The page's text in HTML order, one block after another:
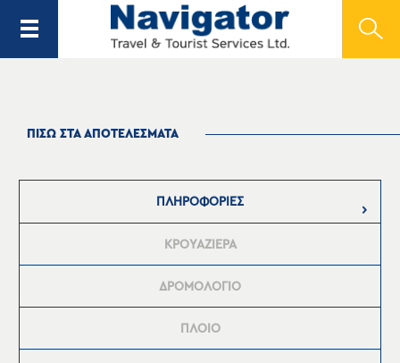
ΠΙΣΩ ΣΤΑ ΑΠΟΤΕΛΕΣΜΑΤΑ
ΠΛΗΡΟΦΟΡΙΕΣ
ΚΡΟΥΑΖΙΕΡΑ
ΔΡΟΜΟΛΟΓΙΟ
ΠΛΟΙΟ